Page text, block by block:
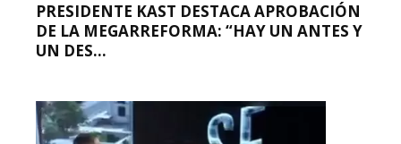
PRESIDENTE KAST DESTACA APROBACIÓN
DE LA MEGARREFORMA: “HAY UN ANTES Y
UN DES...